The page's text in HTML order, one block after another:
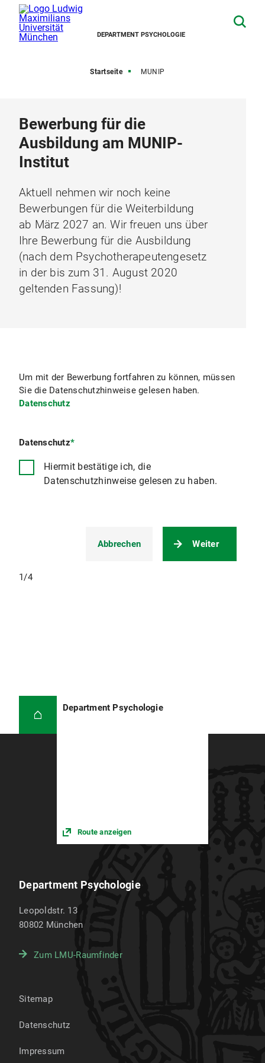
DEPARTMENT PSYCHOLOGIE
Startseite MUNIP
Bewerbung für die
Ausbildung am MUNIP-
Institut
Aktuell nehmen wir noch keine
Bewerbungen für die Weiterbildung
ab März 2027 an. Wir freuen uns über
Ihre Bewerbung für die Ausbildung
(nach dem Psychotherapeutengesetz
in der bis zum 31. August 2020
geltenden Fassung)!
Um mit der Bewerbung fortfahren zu können, müssen
Sie die Datenschutzhinweise gelesen haben.
Datenschutz
Datenschutz*
Hiermit bestätige ich, die
Datenschutzhinweise gelesen zu haben.
Weiter
Abbrechen
1/4
Department Psychologie
Route anzeigen
Department Psychologie
Leopoldstr. 13
80802 München
Zum LMU-Raumfinder
Sitemap
Datenschutz
Impressum